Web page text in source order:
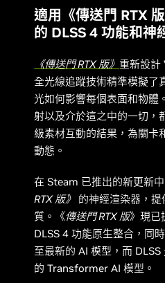
適用《傳送門 RTX
的 DLSS 4 功能和神
《傳送門 RTX 版》 重新設計
全光線追蹤技術精準模擬了
光如何影響每個表面和物體
射以及介於這之中的一切，
級素材互動的結果，為關卡
動態。
在 Steam 已推出的新更新
RTX 版》 的神經渲染器，
質。《傳送門 RTX 版》現已
DLSS 4 功能原生整合，同
至最新的 AI 模型，而
的 Transformer AI 模型。